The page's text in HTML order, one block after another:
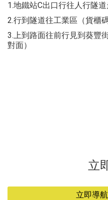
1.地鐵站C出口行往人行隧道
2.行到隧道往工業區（貨櫃
3.上到路面往前行見到葵豐
對面）
立
立即導